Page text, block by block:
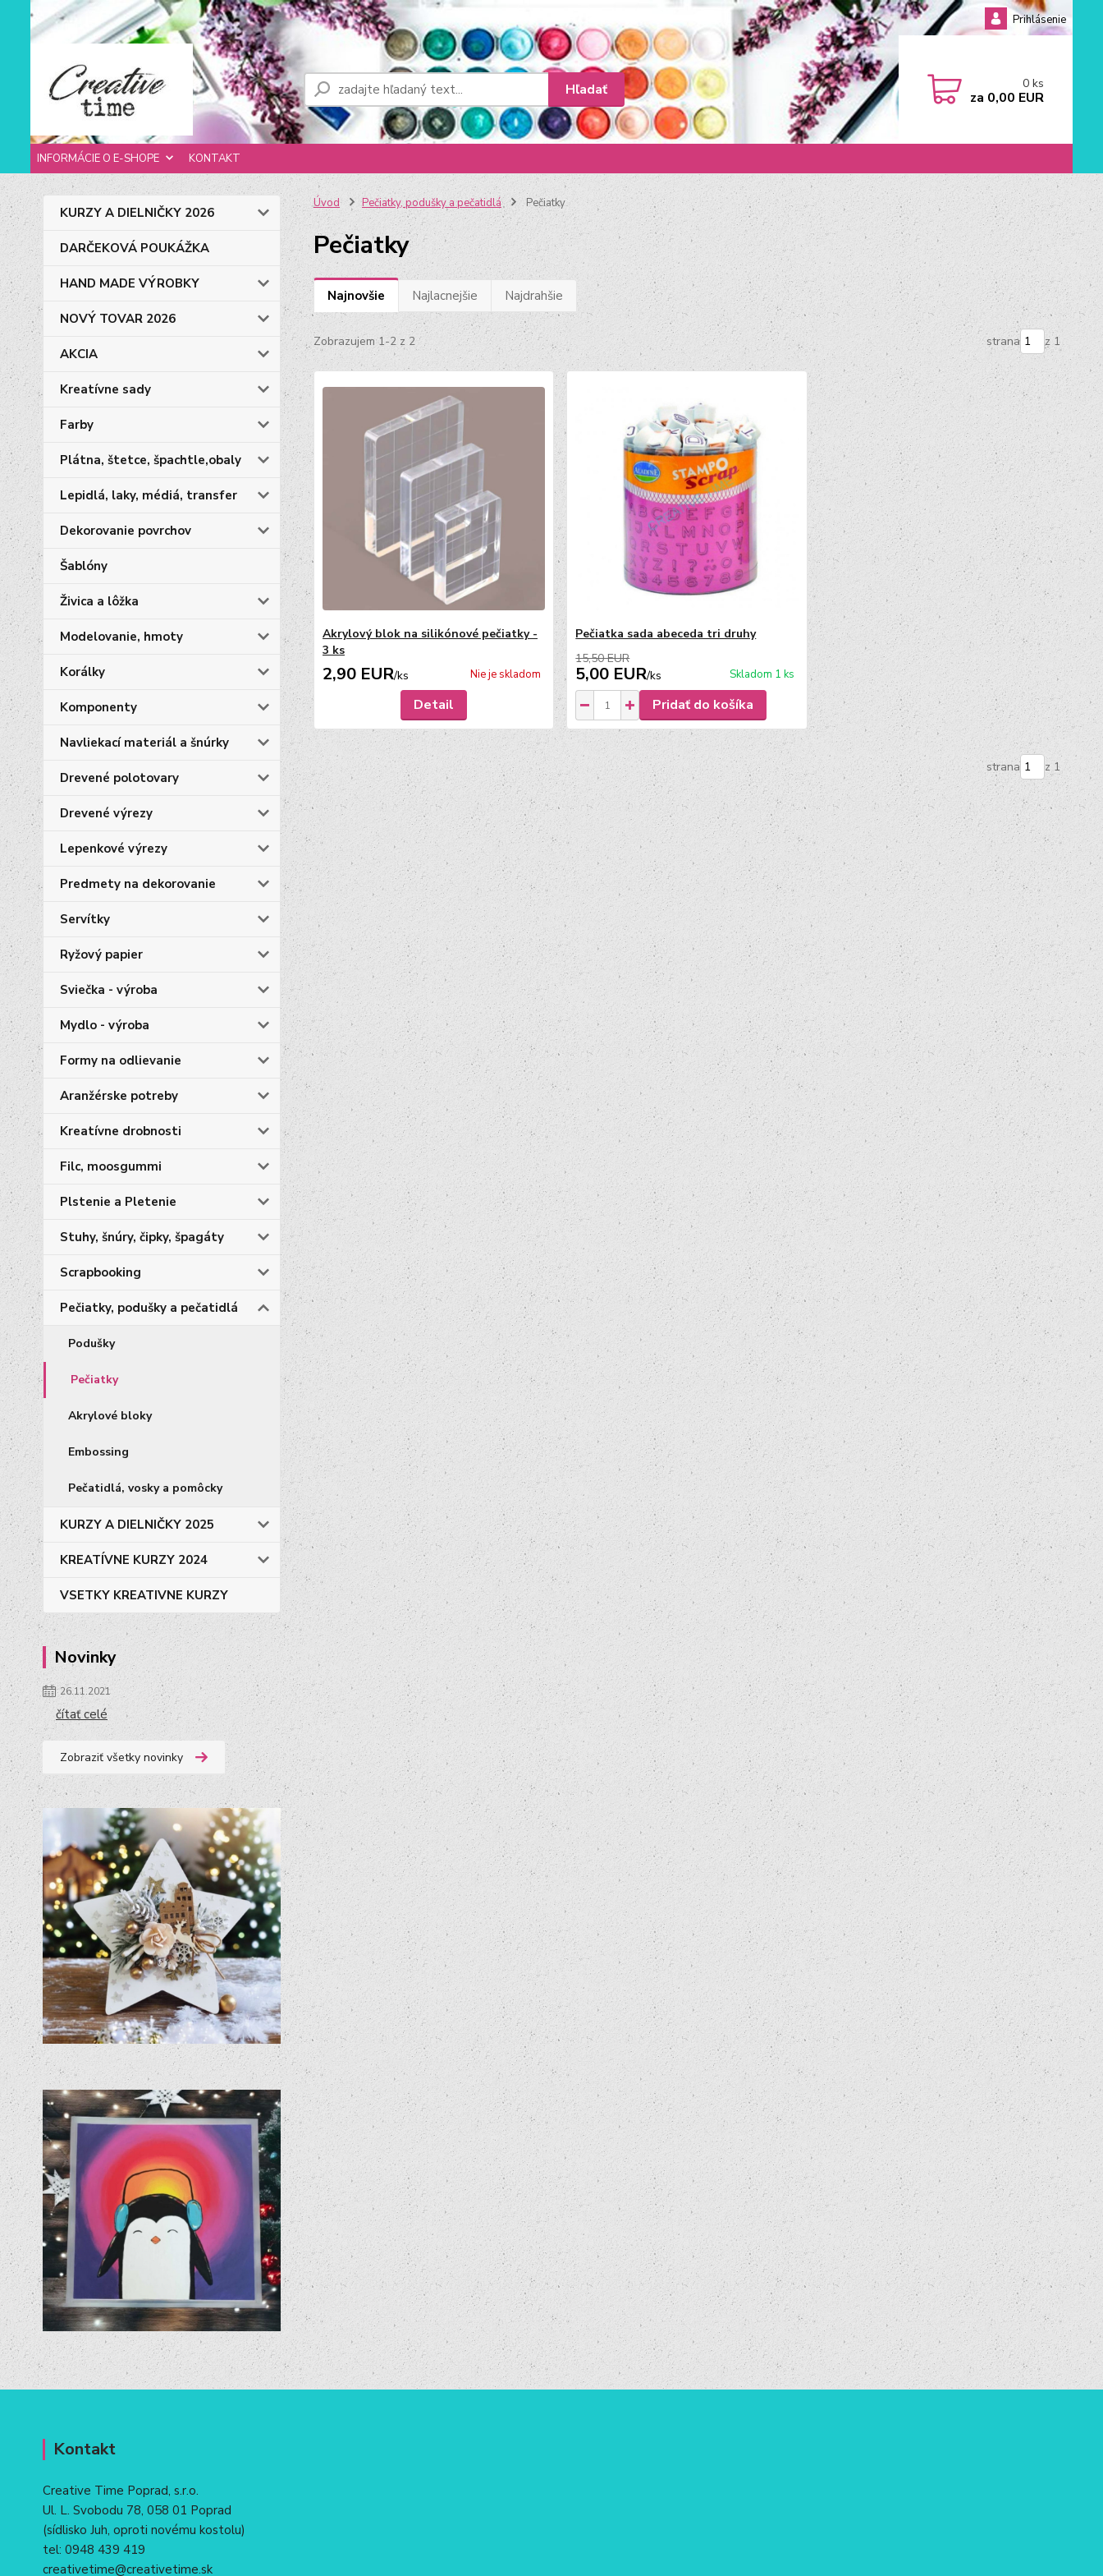
INFORMÁCIE O E-SHOPE KONTAKT
Prihlásenie
Hľadať 0ks
za 0,00 EUR
KURZY A DIELNIČKY 2026
DARČEKOVÁ POUKÁŽKA
HAND MADE VÝROBKY
NOVÝ TOVAR 2026
AKCIA
Kreatívne sady
Farby
Plátna, štetce, špachtle,obaly
Lepidlá, laky, médiá, transfer
Dekorovanie povrchov
Šablóny
Živica a lôžka
Modelovanie, hmoty
Korálky
Komponenty
Navliekací materiál a šnúrky
Drevené polotovary
Drevené výrezy
Lepenkové výrezy
Predmety na dekorovanie
Servítky
Ryžový papier
Sviečka - výroba
Mydlo - výroba
Formy na odlievanie
Aranžérske potreby
Kreatívne drobnosti
Filc, moosgummi
Plstenie a Pletenie
Stuhy, šnúry, čipky, špagáty
Scrapbooking
Pečiatky, podušky a pečatidlá
Podušky
Pečiatky
Akrylové bloky
Embossing
Pečatidlá, vosky a pomôcky
KURZY A DIELNIČKY 2025
KREATÍVNE KURZY 2024
VSETKY KREATIVNE KURZY
Novinky
26.11.2021
čítať celé
Zobraziť všetky novinky
Úvod Pečiatky, podušky a pečatidlá Pečiatky
Pečiatky
Najnovšie Najlacnejšie Najdrahšie
Zobrazujem 1-2 z 2 strana z 1
Akrylový blok na silikónové pečiatky -
3 ks
2,90 EUR/ks Nie je skladom
Detail
Pečiatka sada abeceda tri druhy
15,50 EUR
5,00 EUR/ks Skladom 1 ks
Pridať do košíka
strana z 1
Kontakt
Creative Time Poprad, s.r.o.
Ul. L. Svobodu 78, 058 01 Poprad
(sídlisko Juh, oproti novému kostolu)
tel: 0948 439 419
creativetime@creativetime.sk